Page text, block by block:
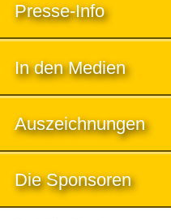
Presse-Info
In den Medien
Auszeichnungen
Die Sponsoren